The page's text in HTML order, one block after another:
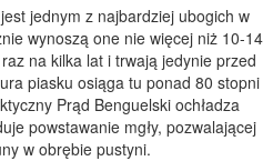
jednym z najbardziej ubogich w
wynoszą one nie więcej niż 10-14
na kilka lat i trwają jedynie przed
piasku osiąga tu ponad 80 stopni
Prąd Benguelski ochładza
powstawanie mgły, pozwalającej
w obrębie pustyni.